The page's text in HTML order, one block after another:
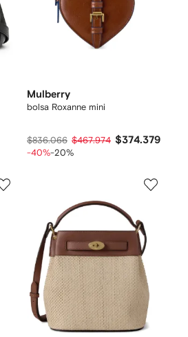
Mulberry
bolsa Roxanne mini
$836.066 $467.974 $374.379
-40%-20%